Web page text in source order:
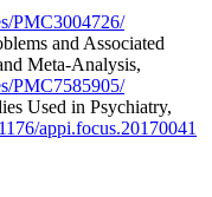
PMC3004726/
and Associated
Meta-Analysis,
PMC7585905/
Used in Psychiatry,
appi.focus.20170041